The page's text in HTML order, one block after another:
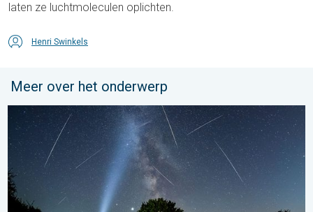
laten ze luchtmoleculen oplichten.
Henri Swinkels
Meer over het onderwerp
De tijd van de vallende sterren begint. Hoogtepunt in